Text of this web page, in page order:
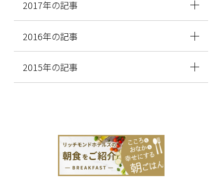
2017年の記事
2016年の記事
2015年の記事